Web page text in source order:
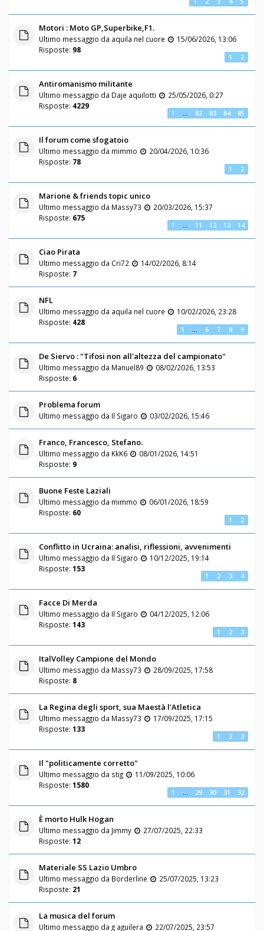
Motori : Moto GP,Superbike,F1.
Ultimo messaggio da aquila nel cuore
15/06/2026, 13:06
Risposte: 98
1 2
Antiromanismo militante
Ultimo messaggio da Daje aquilotti
25/05/2026, 0:27
Risposte: 4229
1 … 82 83 84 85
Il forum come sfogatoio
Ultimo messaggio da mimmo
20/04/2026, 10:36
Risposte: 78
1 2
Marione & friends topic unico
Ultimo messaggio da Massy73
20/03/2026, 15:37
Risposte: 675
1 … 11 12 13 14
Ciao Pirata
Ultimo messaggio da Cri72
14/02/2026, 8:14
Risposte: 7
NFL
Ultimo messaggio da aquila nel cuore
10/02/2026, 23:28
Risposte: 428
1 … 6 7 8 9
De Siervo : "Tifosi non all'altezza del campionato"
Ultimo messaggio da Manuel89
08/02/2026, 13:53
Risposte: 6
Problema forum
Ultimo messaggio da Il Sigaro 03/02/2026, 15:46
Franco, Francesco, Stefano.
Ultimo messaggio da KkK6
08/01/2026, 14:51
Risposte: 9
Buone Feste Laziali
Ultimo messaggio da mimmo
06/01/2026, 18:59
Risposte: 60
1 2
Conflitto in Ucraina: analisi, riflessioni, avvenimenti
Ultimo messaggio da Il Sigaro
10/12/2025, 19:14
Risposte: 153
1 2 3 4
Facce Di Merda
Ultimo messaggio da Il Sigaro
04/12/2025, 12:06
Risposte: 143
1 2 3
ItalVolley Campione del Mondo
Ultimo messaggio da Massy73
28/09/2025, 17:58
Risposte: 8
La Regina degli sport, sua Maestà l'Atletica
Ultimo messaggio da Massy73
17/09/2025, 17:15
Risposte: 133
1 2 3
Il "politicamente corretto"
Ultimo messaggio da stig
11/09/2025, 10:06
Risposte: 1580
1 … 29 30 31 32
È morto Hulk Hogan
Ultimo messaggio da Jimmy
27/07/2025, 22:33
Risposte: 12
Materiale SS Lazio Umbro
Ultimo messaggio da Borderline
25/07/2025, 13:23
Risposte: 21
La musica del forum
Ultimo messaggio da g aguilera 22/07/2025, 23:57